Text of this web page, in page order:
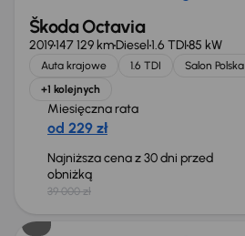
Škoda Octavia
2019147 129 kmDiesel1.6 TDI85 kW
Auta krajowe 1.6 TDI Salon Polska
+1 kolejnych
Miesięczna rata
od 229 zł
Najniższa cena z 30 dni przed
obniżką
39 000 zł